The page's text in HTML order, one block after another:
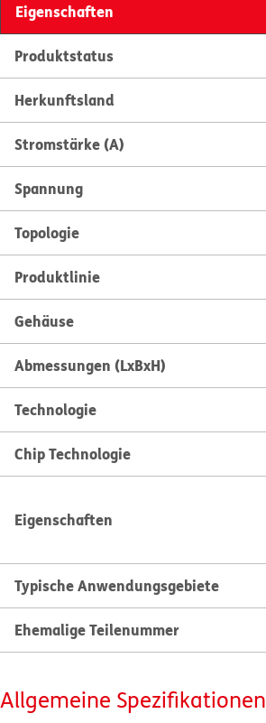
Eigenschaften
Produktstatus
Herkunftsland
Stromstärke (A)
Spannung
Topologie
Produktlinie
Gehäuse
Abmessungen (LxBxH)
Technologie
Chip Technologie
Eigenschaften
Typische Anwendungsgebiete
Ehemalige Teilenummer
Allgemeine Spezifikationen